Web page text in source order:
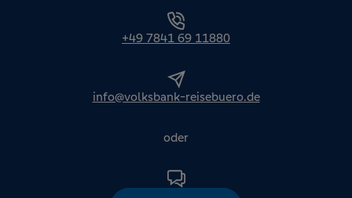
+49 7841 69 11880
info@volksbank-reisebuero.de
oder